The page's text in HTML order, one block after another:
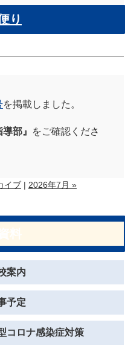
り
を掲載しました。
導部』
をご確認くださ
イブ | 2026年7月 »
案内
予定
コロナ感染症対策